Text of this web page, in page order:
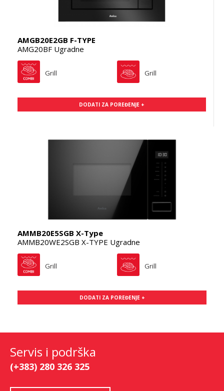
AMGB20E2GB F-TYPE
AMG20BF Ugradne
Grill Grill
DODATI ZA POREĐENJE +
AMMB20E5SGB X-Type
AMMB20WE2SGB X-TYPE Ugradne
Grill Grill
DODATI ZA POREĐENJE +
Servis i podrška
(+383) 280 326 325